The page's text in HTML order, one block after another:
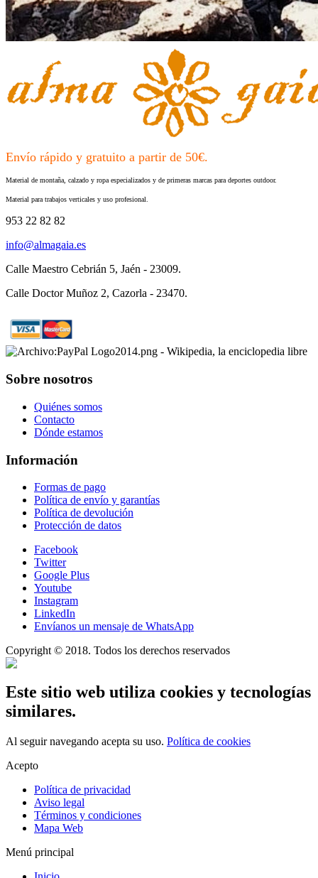
Envío rápido y gratuito a partir de 50€.
Material de montaña, calzado y ropa especializados y de primeras marcas para deportes outdoor.
Material para trabajos verticales y uso profesional.
953 22 82 82
info@almagaia.es
Calle Maestro Cebrián 5, Jaén - 23009.
Calle Doctor Muñoz 2, Cazorla - 23470.
Sobre nosotros
Quiénes somos
Contacto
Dónde estamos
Información
Formas de pago
Política de envío y garantías
Política de devolución
Protección de datos
Facebook
Twitter
Google Plus
Youtube
Instagram
LinkedIn
Envíanos un mensaje de WhatsApp
Copyright © 2018. Todos los derechos reservados
Este sitio web utiliza cookies y tecnologías
similares.
Al seguir navegando acepta su uso. Política de cookies
Acepto
Política de privacidad
Aviso legal
Términos y condiciones
Mapa Web
Menú principal